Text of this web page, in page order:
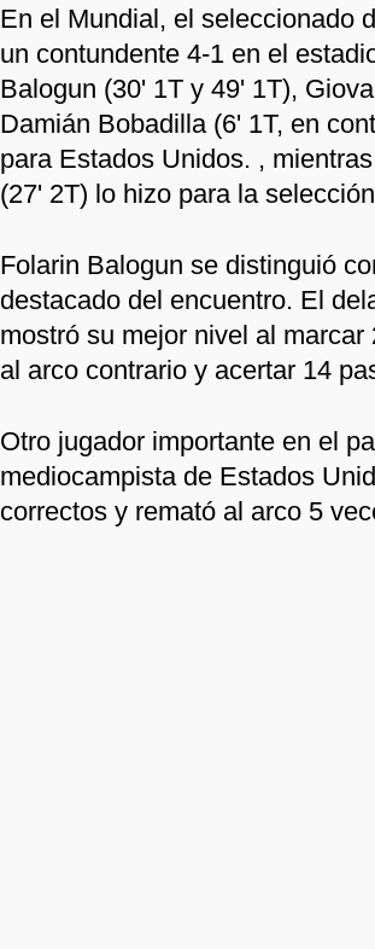
En el Mundial, el seleccionado
un contundente 4-1 en el
Balogun (30' 1T y 49' 1T),
Damián Bobadilla (6' 1T, en
para Estados Unidos. ,
(27' 2T) lo hizo para la
Folarin Balogun se distinguió
destacado del encuentro. El
mostró su mejor nivel al
al arco contrario y acertar 14
Otro jugador importante en el
mediocampista de Estados
correctos y remató al arco 5